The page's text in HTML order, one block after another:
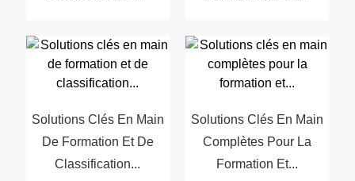
Solutions Clés En Main
De Formation Et De
Classification...
Solutions Clés En Main
Complètes Pour La
Formation Et...